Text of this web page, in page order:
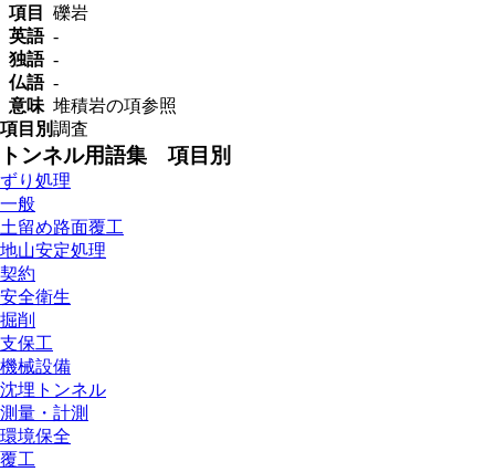
項目
礫岩
英語 -
独語 -
仏語 -
意味 堆積岩の項参照
項目別調査
トンネル用語集 項目別
ずり処理
一般
土留め路面覆工
地山安定処理
契約
安全衛生
掘削
支保工
機械設備
沈埋トンネル
測量・計測
環境保全
覆工